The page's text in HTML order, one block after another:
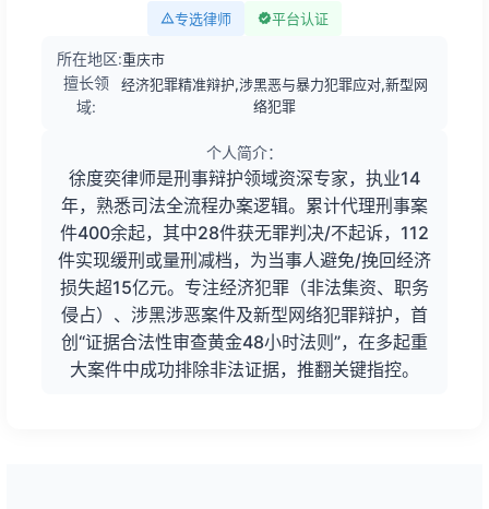
专选律师 平台认证
所在地区:重庆市
擅长领
域:
经济犯罪精准辩护,涉黑恶与暴力犯罪应对,新型网
络犯罪
个人简介：
徐度奕律师是刑事辩护领域资深专家，执业14
年，熟悉司法全流程办案逻辑。累计代理刑事案
件400余起，其中28件获无罪判决/不起诉，112
件实现缓刑或量刑减档，为当事人避免/挽回经济
损失超15亿元。专注经济犯罪（非法集资、职务
侵占）、涉黑涉恶案件及新型网络犯罪辩护，首
创“证据合法性审查黄金48小时法则”，在多起重
大案件中成功排除非法证据，推翻关键指控。